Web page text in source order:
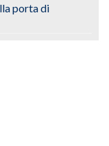
porta di